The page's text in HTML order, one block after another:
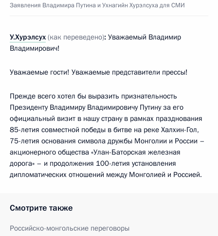
Заявления Владимира Путина и Ухнагийн Хурэлсуха для СМИ
У.Хурэлсух (как переведено): Уважаемый Владимир
Владимирович!
Уважаемые гости! Уважаемые представители прессы!
Прежде всего хотел бы выразить признательность
Президенту Владимиру Владимировичу Путину за его
официальный визит в нашу страну в рамках празднования
85-летия совместной победы в битве на реке Халхин-Гол,
75-летия основания символа дружбы Монголии и России –
акционерного общества «Улан-Баторская железная
дорога» – и продолжения 100-летия установления
дипломатических отношений между Монголией и Россией.
Смотрите также
Российско-монгольские переговоры